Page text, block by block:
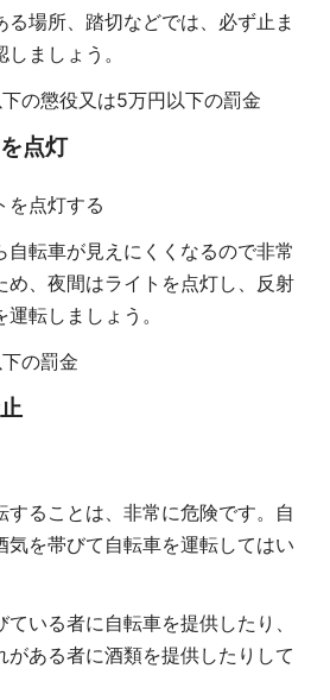
る場所、踏切などでは、必ず止ま
ましょう。
懲役又は5万円以下の罰金
点灯
を点灯する
自転車が見えにくくなるので非常
め、夜間はライトを点灯し、反射
転しましょう。
の罰金
ることは、非常に危険です。
自
気を帯びて自転車を運転してはい
る者に自転車を提供したり、
がある者に酒類を提供したりして